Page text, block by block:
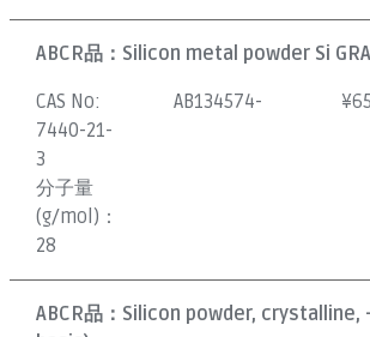
ABCR品： Silicon metal powder Si
CAS No:
7440-21-
3
分子量
(g/mol)：
28
AB134574- ¥
ABCR品： Silicon powder, crystalline,